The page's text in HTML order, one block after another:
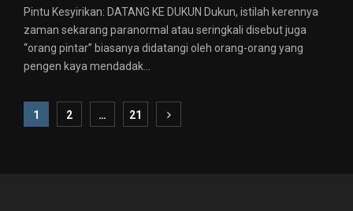
Pintu Kesyirikan: DATANG KE DUKUN Dukun, istilah kerennya
zaman sekarang paranormal atau seringkali disebut juga
“orang pintar” biasanya didatangi oleh orang-orang yang
pengen kaya mendadak...
Paginasi
1 2 … 21